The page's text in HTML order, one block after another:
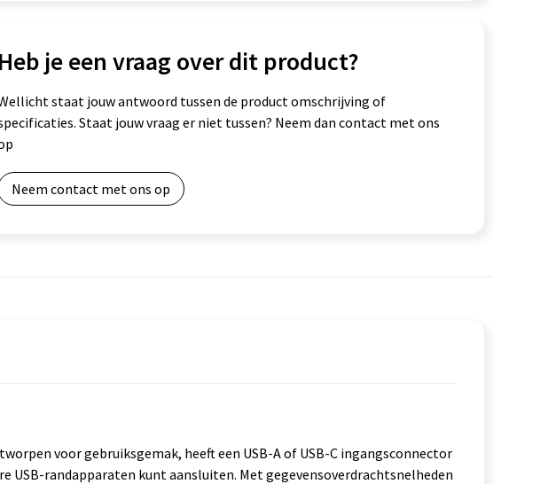
Heb je een vraag over dit product?
staat jouw antwoord tussen de product omschrijving of
Staat jouw vraag er niet tussen? Neem dan contact met ons
Neem contact met ons op
voor gebruiksgemak, heeft een USB-A of USB-C ingangsconnector
USB-randapparaten kunt aansluiten. Met gegevensoverdrachtsnelheden